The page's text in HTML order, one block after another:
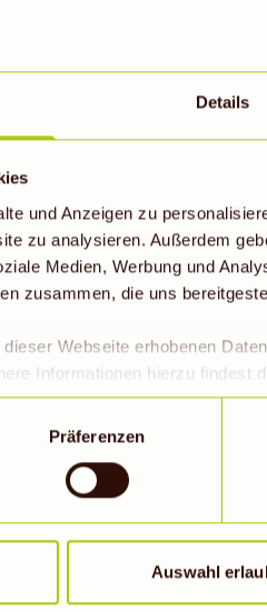
Details
und Anzeigen zu
zu analysieren. Außerdem
Medien, Werbung und
zusammen, die uns
Webseite erhobenen
Informationen hierzu findest
erlaubt werden, wird zugleich
werden. Die USA werden vom
und zu Überwachungszwecken,
Präferenzen
Auswahl
No-bake
1h 20